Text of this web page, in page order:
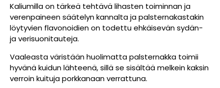
Kaliumilla on tärkeä tehtävä lihasten toiminnan ja
verenpaineen säätelyn kannalta ja palsternakastakin
löytyvien flavonoidien on todettu ehkäisevän sydän-
ja verisuonitauteja.
Vaaleasta väristään huolimatta palsternakka toimii
hyvänä kuidun lähteenä, sillä se sisältää melkein kaksin
verroin kuituja porkkanaan verrattuna.